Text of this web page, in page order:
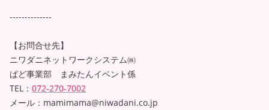
--------------
【お問合せ先】
ニワダニネットワークシステム㈱
ぱど事業部 まみたんイベント係
TEL： 072-270-7002
メール：mamimama@niwadani.co.jp